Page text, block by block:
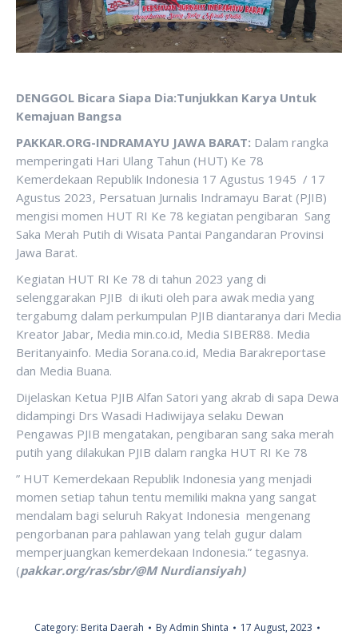
DENGGOL Bicara Siapa Dia:Tunjukkan Karya Untuk
Kemajuan Bangsa
PAKKAR.ORG-INDRAMAYU JAWA BARAT: Dalam rangka
memperingati Hari Ulang Tahun (HUT) Ke 78
Kemerdekaan Republik Indonesia 17 Agustus 1945 / 17
Agustus 2023, Persatuan Jurnalis Indramayu Barat (PJIB)
mengisi momen HUT RI Ke 78 kegiatan pengibaran Sang
Saka Merah Putih di Wisata Pantai Pangandaran Provinsi
Jawa Barat.
Kegiatan HUT RI Ke 78 di tahun 2023 yang di
selenggarakan PJIB di ikuti oleh para awak media yang
tergabumg dalam perkumpulan PJIB diantaranya dari Media
Kreator Jabar, Media min.co.id, Media SIBER88. Media
Beritanyainfo. Media Sorana.co.id, Media Barakreportase
dan Media Buana.
Dijelaskan Ketua PJIB Alfan Satori yang akrab di sapa Dewa
didampingi Drs Wasadi Hadiwijaya selaku Dewan
Pengawas PJIB mengatakan, pengibaran sang saka merah
putih yang dilakukan PJIB dalam rangka HUT RI Ke 78
” HUT Kemerdekaan Republik Indonesia yang menjadi
momen setiap tahun tentu memiliki makna yang sangat
mendalam bagi seluruh Rakyat Indonesia mengenang
pengorbanan para pahlawan yang telah gugur dalam
memperjuangkan kemerdekaan Indonesia.” tegasnya.
(pakkar.org/ras/sbr/@M Nurdiansiyah)
Category: Berita Daerah ByAdmin Shinta
17 August, 2023